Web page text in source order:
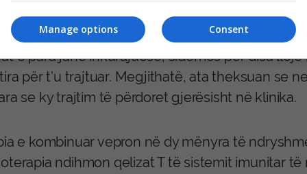
kryesorë të provës, nga fondacioni “The
e para janë inkurajuese, sidomos për disa
për t’u trajtuar. Megjithatë, ata theksuan se
se ky trajtim të përdoret gjerësisht në klinika.
e kombinuar vepron në dy mënyra të
ndihmon qelizat T të sistemit imunitar
Consent
Manage options